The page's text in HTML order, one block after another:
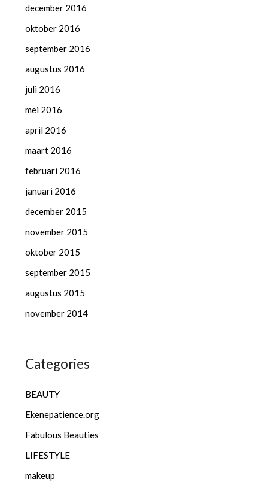
december 2016
oktober 2016
september 2016
augustus 2016
juli 2016
mei 2016
april 2016
maart 2016
februari 2016
januari 2016
december 2015
november 2015
oktober 2015
september 2015
augustus 2015
november 2014
Categories
BEAUTY
Ekenepatience.org
Fabulous Beauties
LIFESTYLE
makeup